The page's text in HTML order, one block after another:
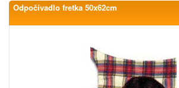
Odpočívadlo fretka 50x62cm